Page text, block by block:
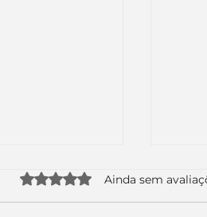
Avaliado com 0 de 5
Ainda sem